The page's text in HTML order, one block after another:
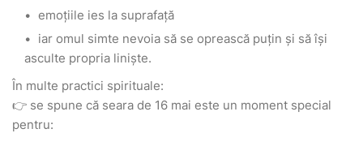
emoțiile ies la suprafață
iar omul simte nevoia să se oprească puțin și să își
asculte propria liniște.
În multe practici spirituale:
👉 se spune că seara de 16 mai este un moment special
pentru: